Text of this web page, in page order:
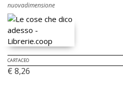
nuovadimensione
CARTACEO
€ 8,26